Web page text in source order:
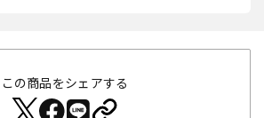
この商品をシェアする